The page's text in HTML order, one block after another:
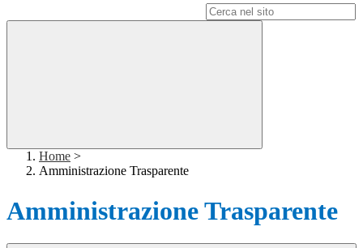
Home >
Amministrazione Trasparente
Amministrazione Trasparente